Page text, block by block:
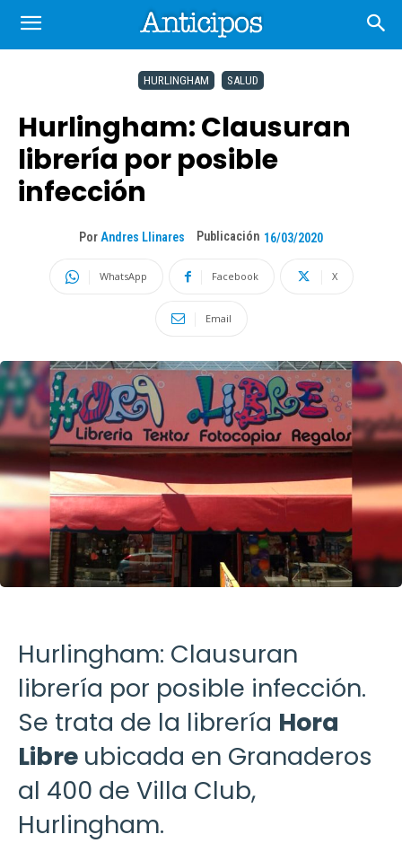
HURLINGHAM SALUD
Hurlingham: Clausuran
librería por posible
infección
Por Andres Llinares Publicación 16/03/2020
WhatsApp Facebook X
Email
Hurlingham: Clausuran
librería por posible infección.
Se trata de la librería Hora
Libre ubicada en Granaderos
al 400 de Villa Club,
Hurlingham.